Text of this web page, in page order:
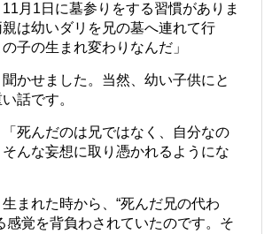
月1日に墓参りをする習慣がありま
は幼いダリを兄の墓へ連れて行
子の生まれ変わりなんだ」
かせました。当然、幼い子供にと
話です。
死んだのは兄ではなく、自分なの
んな妄想に取り憑かれるようにな
まれた時から、“死んだ兄の代わ
感覚を背負わされていたのです。そ